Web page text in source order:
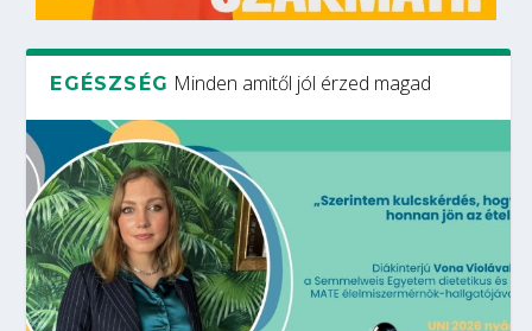
EGÉSZSÉG Minden amitől jól érzed magad